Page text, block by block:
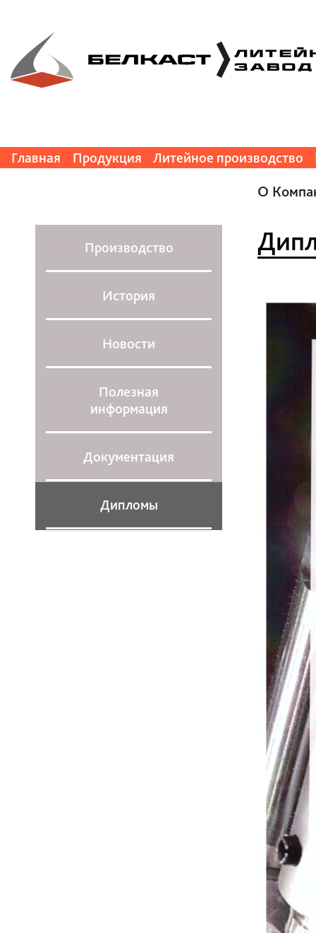
Главная Продукция Литейное производство
Производство
История
Новости
Полезная
информация
Документация
Дипломы
О